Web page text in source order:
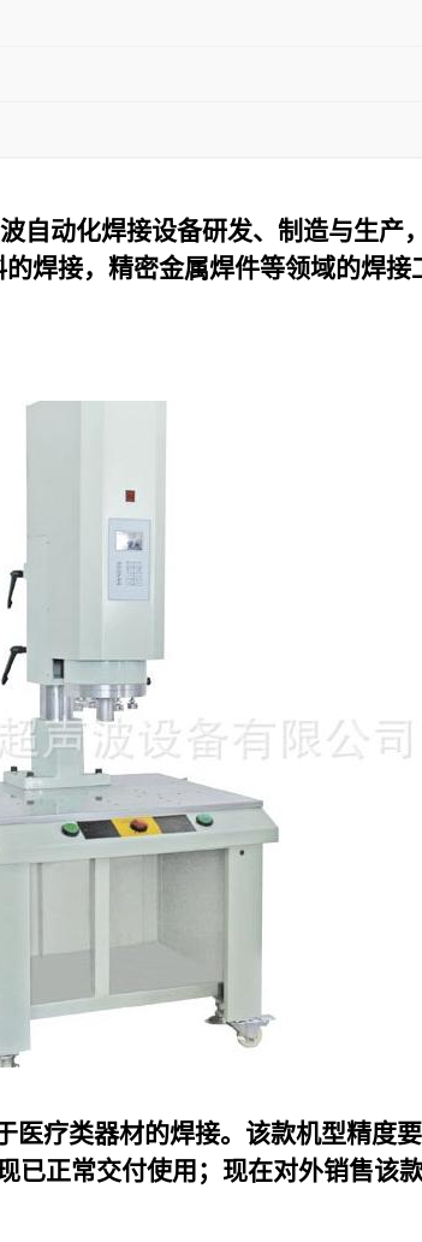
自动化焊接设备研发、制造与生产
焊接，精密金属焊件等领域的焊接
疗类器材的焊接。该款机型精度
正常交付使用；现在对外销售该